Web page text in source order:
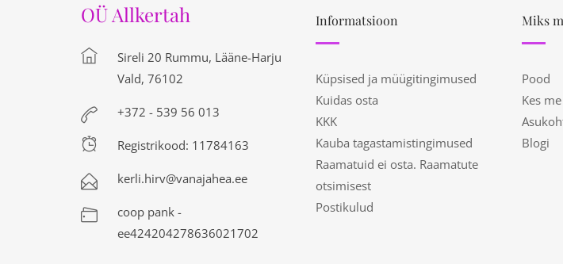
OÜ Allkertah
Sireli 20 Rummu, Lääne-Harju
Vald, 76102
+372 - 539 56 013
Registrikood: 11784163
kerli.hirv@vanajahea.ee
coop pank -
ee424204278636021702
Informatsioon
Küpsised ja müügitingimused
Kuidas osta
KKK
Kauba tagastamistingimused
Raamatuid ei osta. Raamatute
otsimisest
Postikulud
Miks
Pood
Kes
Blogi